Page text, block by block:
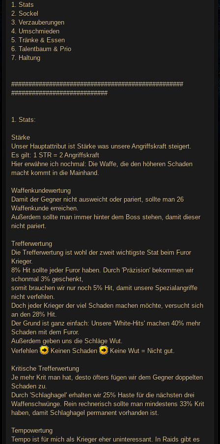
1. Stats
2. Sockel
3. Verzauberungen
4. Umschmieden
5. Tränke & Essen
6. Talentbaum & Prio
7. Haltung
##################################################
############################
1. Stats:
Stärke
Unser Hauptattribut ist Stärke was unsere Angriffskraft steigert.
Es gilt: 1 STR = 2 Angriffskraft
Hier erwähne ich nochmal: Die Waffe, die den höheren Schaden
macht kommt in die Mainhand.
Waffenkundewertung
Damit der Gegner nicht ausweicht oder pariert, sollte man 26
Waffenkunde erreichen.
Außerdem sollte man immer hinter dem Boss stehen, damit dieser
nicht pariert.
Trefferwertung
Die Trefferwertung ist wohl der zweit wichtigste Stat beim Furor
Krieger.
8% Hit sollte jeder Furor haben. Durch 'Präzision' bekommen wir
schonmal 3% geschenkt,
somit brauchen wir nur noch 5% Hit, damit unsere Spezialangriffe
nicht verfehlen.
Doch jeder Krieger der viel Schaden machen möchte, versucht sich
an den 28% Hit.
Der Grund ist ganz einfach: Unsere 'White-Hits' machen 40% mehr
Schaden mit dem Furor.
Außerdem geben uns die Schläge Wut.
Verfehlen
Keinen Schaden Keine Wut = Nicht gut.
Kritische Trefferwertung
Je mehr Krit man hat, desto öfters fügen wir dem Gegner doppelten
Schaden zu.
Durch 'Schlaghagel' erhalten wir 25% Haste für die nächsten drei
Waffenschwünge. Rein rechnerisch sollte man mindestens 33% Krit
haben, damit Schlaghagel permanent vorhanden ist.
Tempowertung
Tempo ist für mich als Krieger eher uninteressant. In Raids gibt es